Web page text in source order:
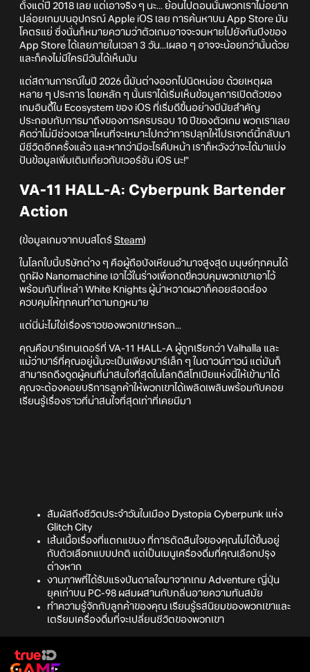
ตั้งแต่ปี 2018 เลย แต่เอาจริง ๆ นะ... ย้อนไปตอนนั้นพวกเราไม่อยาก
ปล่อยเกมบนอุปกรณ์ Apple iOS เลย การค้นหาบน App Store มัน
โคตรแย่ ซึ่งนั่นก็หมายความว่าตัวเกมอาจจะจมหายไปยังกันบึงของ
App Store ได้เลยภายในเวลา 3 วัน...เผลอ ๆ อาจจะน้อยกว่านั้นด้วย
และก็คงไม่มีใครมีวันได้เห็นมัน
แต่สถานการณ์ในปี 2026 นี้มันต่างออกไปนิดหน่อย ด้วยเหตุผล
หลาย ๆ ประการ โดยหลัก ๆ นั้นเราได้เริ่มเห็นข้อมูลการเปิดตัวของ
เกมอินดี้้ใน Ecosystem ของ iOS ที่เริ่มดีขึ้นอย่างมีนัยสำคัญ
ประกอบกับการมาถึงของการครบรอบ 10 ปีของตัวเกม พวกเราเลย
คิดว่าไม่มีช่วงเวลาไหนที่จะเหมาะไปกว่าการปลุกให้โปรเจกต์นี้กลับมา
มีชีวิตอีกครั้งแล้ว และหากว่ามีอะไรคืบหน้า เราก็หวังว่าจะได้มาแบ่ง
ปันข้อมูลเพิ่มเติมเกี่ยวกับเวอร์ชัน iOS นะ!"
VA-11 HALL-A: Cyberpunk Bartender
Action
(ข้อมูลเกมจากบนสโตร์ Steam)
ในโลกใบนี้บริษัทต่าง ๆ คือผู้ถือบังเหียนอำนาจสูงสุด มนุษย์ทุกคนได้
ถูกฝัง Nanomachine เอาไว้ในร่างเพื่อกดขี่ควบคุมพวกเขาเอาไว้
พร้อมกับที่เหล่า White Knights ผู้น่าหวาดผวาก็คอยสอดส่อง
ควบคุมให้ทุกคนทำตามกฎหมาย
แต่นี่น่ะไม่ใช่เรื่องราวของพวกเขาหรอก...
คุณคือบาร์เทนเดอร์ที่ VA-11 HALL-A ผู้ถูกเรียกว่า Valhalla และ
แม้ว่าบาร์ที่คุณอยู่นั้นจะเป็นเพียงบาร์เล็ก ๆ ในดาวน์ทาวน์ แต่มันก็
สามารถดึงดูดผู้คนที่น่าสนใจที่สุดในโลกดิสโทเปียแห่งนี้ให้เข้ามาได้
คุณจะต้องคอยบริการลูกค้าให้พวกเขาได้เพลิดเพลินพร้อมกับคอย
เรียนรู้เรื่องราวที่น่าสนใจที่สุดเท่าที่เคยมีมา
สัมผัสถึงชีวิตประจำวันในเมือง Dystopia Cyberpunk แห่ง
Glitch City
เส้นเนื้อเรื่องที่แตกแขนง ที่การตัดสินใจของคุณไม่ได้ขึ้นอยู่
กับตัวเลือกแบบปกติ แต่เป็นเมนูเครื่องดื่มที่คุณเลือกปรุง
ต่างหาก
งานภาพที่ได้รับแรงบันดาลใจมาจากเกม Adventure ญี่ปุ่น
ยุคเก่าบน PC-98 ผสมผสานกับกลิ่นอายความทันสมัย
ทำความรู้จักกับลูกค้าของคุณ เรียนรู้รสนิยมของพวกเขาและ
เตรียมเครื่องดื่มที่จะเปลี่ยนชีวิตของพวกเขา